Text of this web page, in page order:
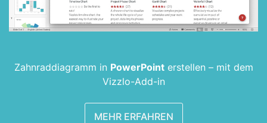
Zahnrad­diagramm in PowerPointerstellen – mit dem
Vizzlo-Add-in
MEHR ERFAHREN